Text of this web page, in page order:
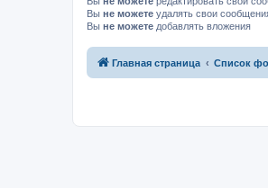
Вы не можете удалять свои
Вы не можете добавлять вложения
Главная страница Список